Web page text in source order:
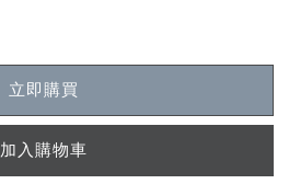
立即購買
加入購物車